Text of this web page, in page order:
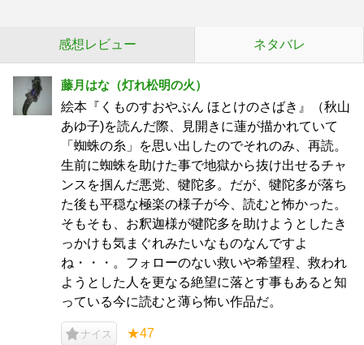
感想レビュー ネタバレ
藤月はな（灯れ松明の火）
絵本『くものすおやぶん ほとけのさばき』（秋山
あゆ子)を読んだ際、見開きに蓮が描かれていて
「蜘蛛の糸」を思い出したのでそれのみ、再読。
生前に蜘蛛を助けた事で地獄から抜け出せるチャ
ンスを掴んだ悪党、犍陀多。だが、犍陀多が落ち
た後も平穏な極楽の様子が今、読むと怖かった。
そもそも、お釈迦様が犍陀多を助けようとしたき
っかけも気まぐれみたいなものなんですよ
ね・・・。フォローのない救いや希望程、救われ
ようとした人を更なる絶望に落とす事もあると知
っている今に読むと薄ら怖い作品だ。
ナイス ★47